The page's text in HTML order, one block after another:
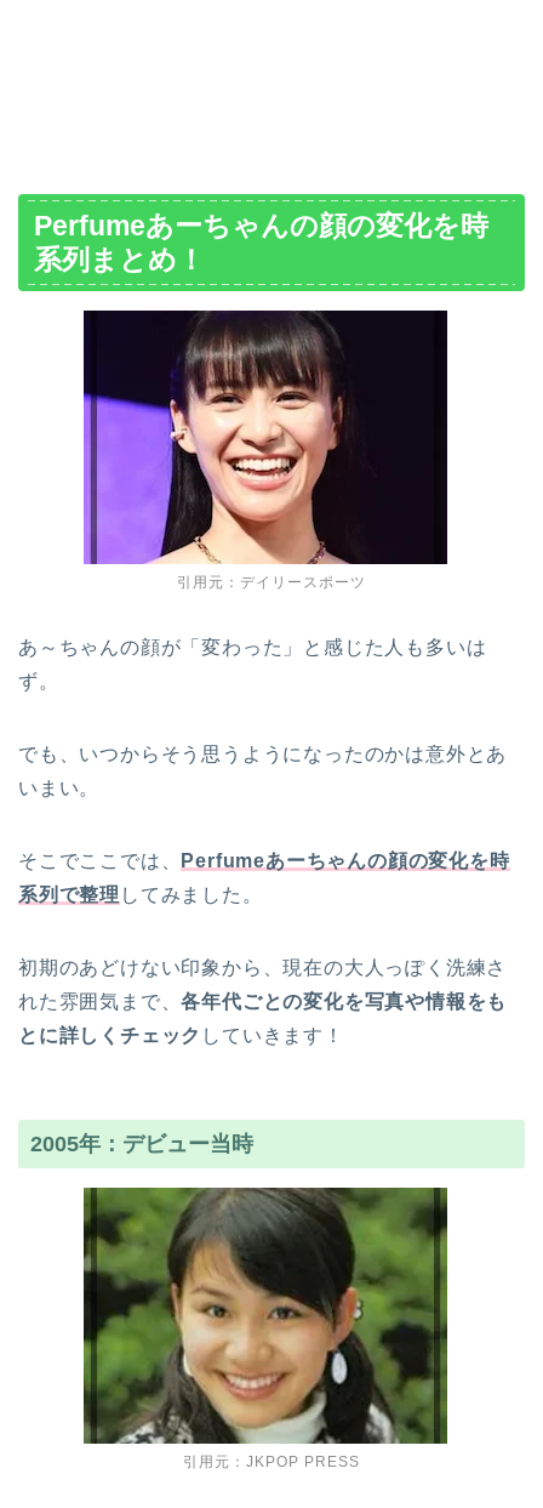
Perfumeあーちゃんの顔の変化を時
系列まとめ！
引用元：デイリースポーツ
あ～ちゃんの顔が「変わった」と感じた人も多いは
ず。
でも、いつからそう思うようになったのかは意外とあ
いまい。
そこでここでは、
Perfumeあーちゃんの顔の変化を時
系列で整理 してみました。
初期のあどけない印象から、現在の大人っぽく洗練さ
れた雰囲気まで、各年代ごとの変化を写真や情報をも
とに詳しくチェック していきます！
2005年：デビュー当時
引用元：JKPOP PRESS